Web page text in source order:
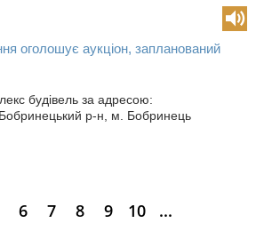
оголошує аукціон, запланований
будівель за адресою:
Бобринецький р-н, м. Бобринець
6 7 8 9 10 ...